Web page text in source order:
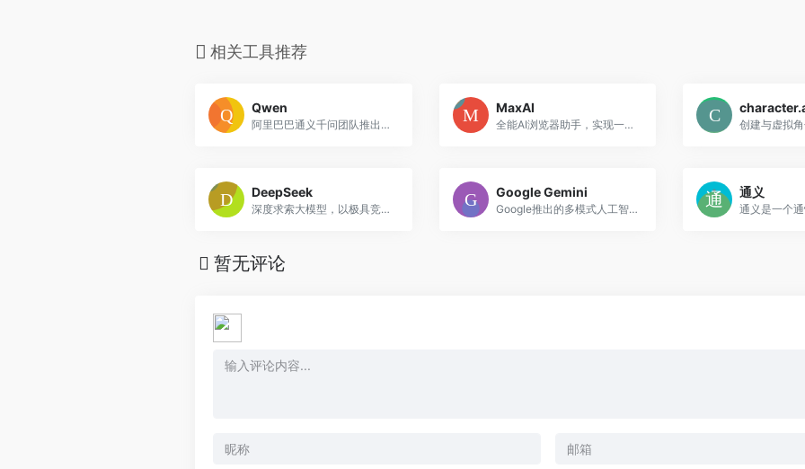
相关工具推荐
Qwen
阿里巴巴通义千问团队推出的一款旗舰级多模态AI应用，提供强大的图像生成、编辑、语音识别及AI对话能力，开启多模态AI智能创作与AI助手新纪元。
MaxAI
全能AI浏览器助手，实现一键阅读、写作和搜索加速。集成多模型，轻松完成网页总结、创作与翻译，是提升效率的提效工具。
DeepSeek
深度求索大模型，以极具竞争力的价格，提供强大的代码、复杂推理与多轮会话能力，是开发者和内容创作者的高效AI助手。
Google Gemini
Google推出的多模式人工智能助手
通义
暂无评论